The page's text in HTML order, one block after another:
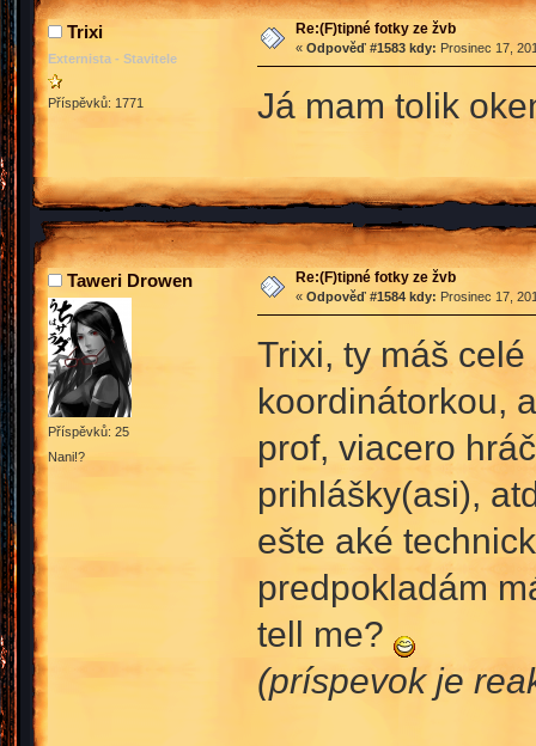
Trixi
Externista - Stavitele
Příspěvků: 1771
Re:(F)tipné fotky ze žvb
« Odpověď #1583 kdy: Prosinec 17,
Já mam tolik
Taweri Drowen
Příspěvků: 25
Nani!?
Re:(F)tipné fotky ze žvb
« Odpověď #1584 kdy: Prosinec 17,
Trixi, ty máš
koordinátorkou,
prof, viacero
prihlášky(asi),
ešte aké
predpokladám
tell me?
(príspevok je